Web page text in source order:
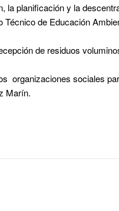
la planificación y la
de Educación
de residuos
organizaciones sociales
Marín.